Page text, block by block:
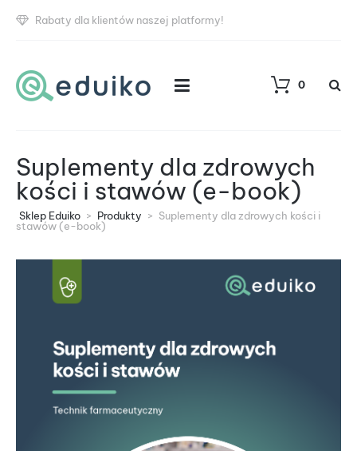
Rabaty dla klientów naszej platformy!
0
Suplementy dla zdrowych
kości i stawów (e-book)
Sklep Eduiko > Produkty > Suplementy dla zdrowych kości i
stawów (e-book)